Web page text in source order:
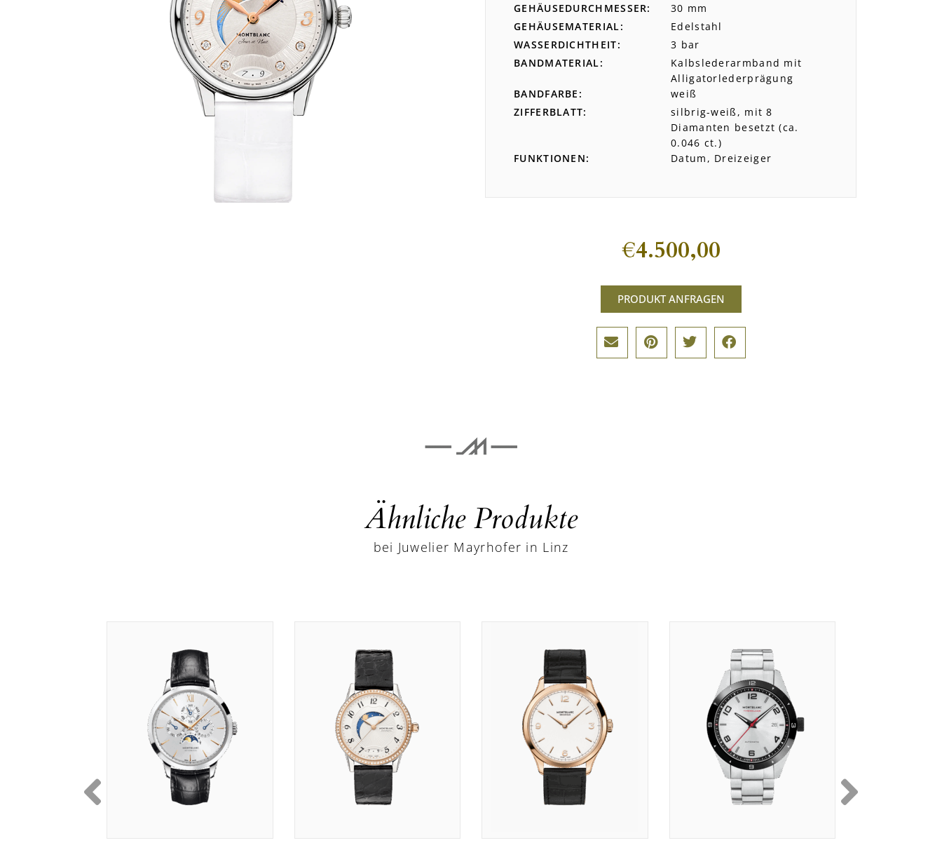
GEHÄUSEDURCHMESSER
30 mm
GEHÄUSEMATERIAL
Edelstahl
WASSERDICHTHEIT
3 bar
BANDMATERIAL
Kalbslederarmband mit
Alligatorlederprägung
BANDFARBE
weiß
ZIFFERBLATT
silbrig-weiß, mit 8
Diamanten besetzt (ca.
0.046 ct.)
FUNKTIONEN
Datum, Dreizeiger
€4.500,00
PRODUKT ANFRAGEN
Ähnliche Produkte
bei Juwelier Mayrhofer in Linz